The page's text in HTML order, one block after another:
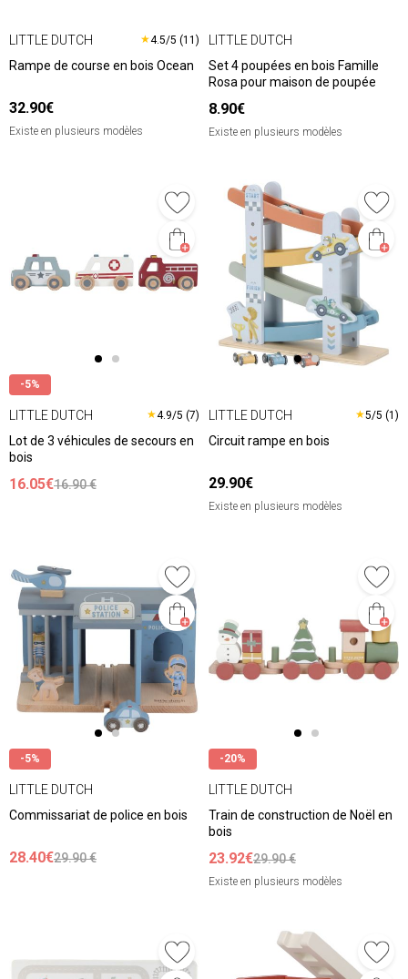
LITTLE DUTCH ★4.5/5 (11)
Rampe de course en bois Ocean
32.90€
Existe en plusieurs modèles
LITTLE DUTCH
Set 4 poupées en bois Famille
Rosa pour maison de poupée
8.90€
Existe en plusieurs modèles
-5%
LITTLE DUTCH ★4.9/5 (7)
Lot de 3 véhicules de secours en
bois
16.05€16.90 €
LITTLE DUTCH ★5/5 (1)
Circuit rampe en bois
29.90€
Existe en plusieurs modèles
-5%
LITTLE DUTCH
Commissariat de police en bois
28.40€29.90 €
-20%
LITTLE DUTCH
Train de construction de Noël en
bois
23.92€29.90 €
Existe en plusieurs modèles